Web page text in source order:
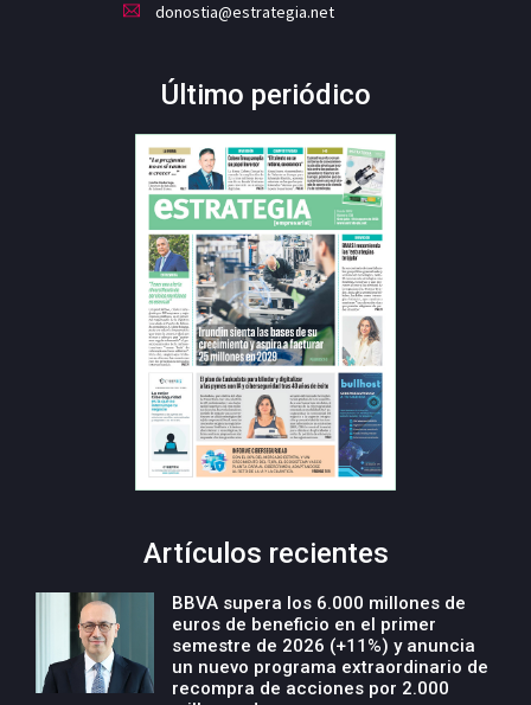
donostia@estrategia.net
Último periódico
Artículos recientes
BBVA supera los 6.000 millones de
euros de beneficio en el primer
semestre de 2026 (+11%) y anuncia
un nuevo programa extraordinario de
recompra de acciones por 2.000